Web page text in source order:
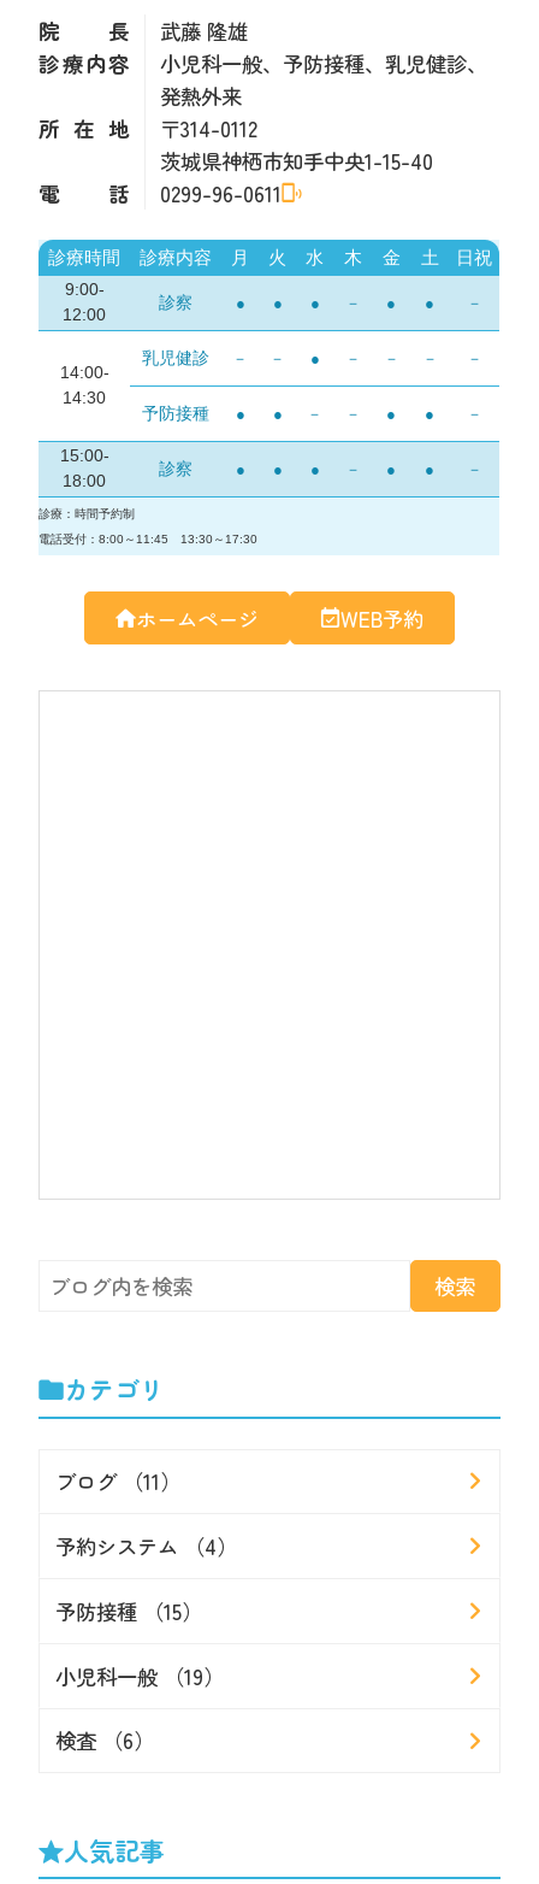
院長
武藤 隆雄
診療内容
小児科一般、予防接種、乳児健診、
発熱外来
所在地
〒314-0112
茨城県神栖市知手中央1-15-40
電話
0299-96-0611
ホームページ WEB予約
カテゴリ
ブログ （11）
予約システム （4）
予防接種 （15）
小児科一般 （19）
検査 （6）
人気記事